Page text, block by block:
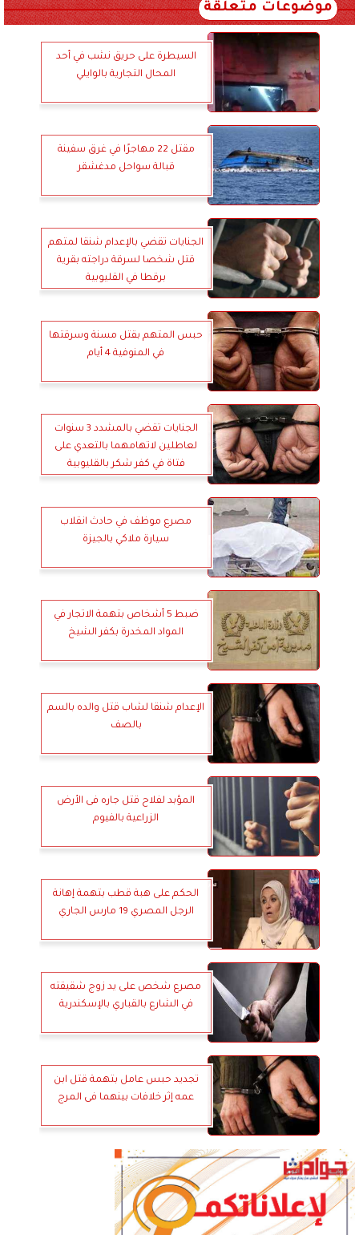
موضوعات متعلقة
السيطرة على حريق نشب في أحد
المحال التجارية بالوايلي
مقتل 22 مهاجرًا في غرق سفينة
قبالة سواحل مدغشقر
الجنايات تقضي بالإعدام شنقا لمتهم
قتل شخصا لسرقة دراجته بقرية
برقطا في القليوبية
حبس المتهم بقتل مسنة وسرقتها
في المنوفية 4 أيام
الجنايات تقضي بالمشدد 3 سنوات
لعاطلين لاتهامهما بالتعدي على
فتاة في كفر شكر بالقليوبية
مصرع موظف في حادث انقلاب
سيارة ملاكي بالجيزة
ضبط 5 أشخاص بتهمة الاتجار في
المواد المخدرة بكفر الشيخ
الإعدام شنقا لشاب قتل والده بالسم
بالصف
المؤبد لفلاح قتل جاره فى الأرض
الزراعية بالفيوم
الحكم على هبة قطب بتهمة إهانة
الرجل المصري 19 مارس الجاري
مصرع شخص على يد زوج شقيقته
في الشارع بالقباري بالإسكندرية
تجديد حبس عامل بتهمة قتل ابن
عمه إثر خلافات بينهما فى المرج